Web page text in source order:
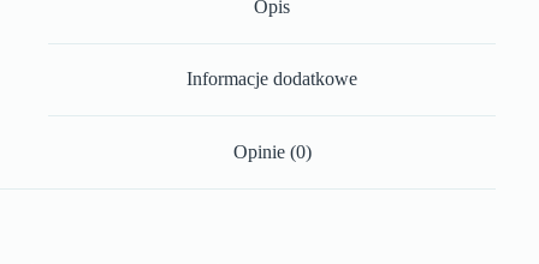
Opis
Informacje dodatkowe
Opinie (0)